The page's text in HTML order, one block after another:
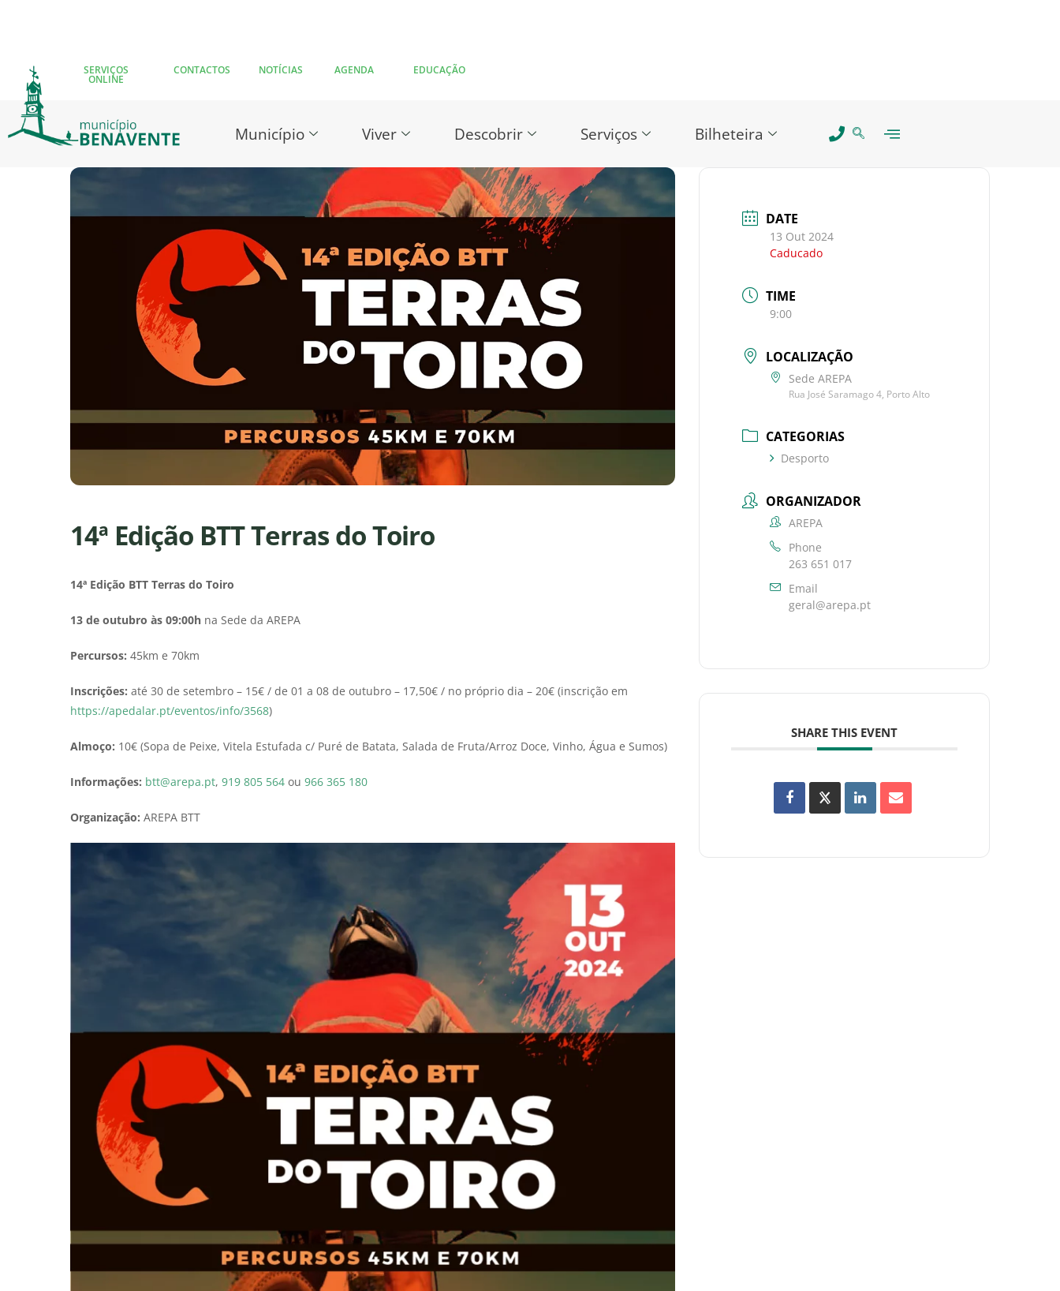
SERVIÇOS
ONLINE
CONTACTOS NOTÍCIAS AGENDA EDUCAÇÃO
Município Viver Descobrir Serviços Bilheteira
14ª Edição BTT Terras do Toiro
14ª Edição BTT Terras do Toiro
13 de outubro às 09:00h na Sede da AREPA
Percursos: 45km e 70km
Inscrições: até 30 de setembro – 15€ / de 01 a 08 de outubro – 17,50€ / no próprio dia – 20€ (inscrição em
https://apedalar.pt/eventos/info/3568)
Almoço: 10€ (Sopa de Peixe, Vitela Estufada c/ Puré de Batata, Salada de Fruta/Arroz Doce, Vinho, Água e Sumos)
Informações: btt@arepa.pt, 919 805 564 ou 966 365 180
Organização: AREPA BTT
DATE
13 Out 2024
Caducado
TIME
9:00
LOCALIZAÇÃO
Sede AREPA
Rua José Saramago 4, Porto Alto
CATEGORIAS
Desporto
ORGANIZADOR
AREPA
Phone
263 651 017
Email
geral@arepa.pt
SHARE THIS EVENT